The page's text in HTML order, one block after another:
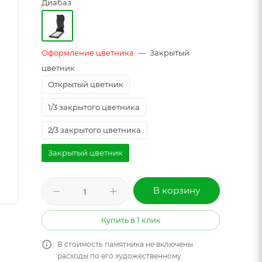
Диабаз
Оформление цветника — Закрытый
цветник
Открытый цветник
1/3 закрытого цветника
2/3 закрытого цветника
Закрытый цветник
В корзину
Купить в 1 клик
В стоимость памятника не включены
расходы по его художественному